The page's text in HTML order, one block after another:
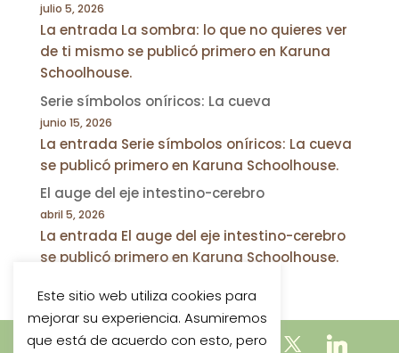
julio 5, 2026
La entrada La sombra: lo que no quieres ver
de ti mismo se publicó primero en Karuna
Schoolhouse.
Serie símbolos oníricos: La cueva
junio 15, 2026
La entrada Serie símbolos oníricos: La cueva
se publicó primero en Karuna Schoolhouse.
El auge del eje intestino-cerebro
abril 5, 2026
La entrada El auge del eje intestino-cerebro
se publicó primero en Karuna Schoolhouse.
Este sitio web utiliza cookies para
mejorar su experiencia. Asumiremos
que está de acuerdo con esto, pero